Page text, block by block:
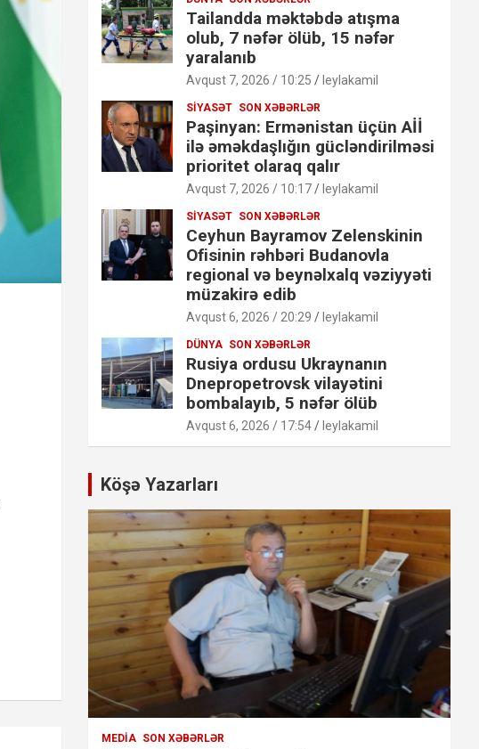
Tailandda məktəbdə atışma
olub, 7 nəfər ölüb, 15 nəfər
yaralanıb
Avqust 7, 2026 / 10:25 leylakamil
SIYASƏT SON XƏBƏRLƏR
Paşinyan: Ermənistan üçün Aİİ
ilə əməkdaşlığın gücləndirilməsi
prioritet olaraq qalır
Avqust 7, 2026 / 10:17 leylakamil
SIYASƏT SON XƏBƏRLƏR
Ceyhun Bayramov Zelenskinin
Ofisinin rəhbəri Budanovla
regional və beynəlxalq vəziyyəti
müzakirə edib
Avqust 6, 2026 / 20:29 leylakamil
DÜNYA SON XƏBƏRLƏR
Rusiya ordusu Ukraynanın
Dnepropetrovsk vilayətini
bombalayıb, 5 nəfər ölüb
Avqust 6, 2026 / 17:54 leylakamil
Köşə Yazarları
MEDIA SON XƏBƏRLƏR